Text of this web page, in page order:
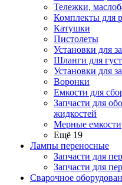
Тележки,
Комплекты для
Катушки
Пистолеты
Установки для
Шланги для
Установки для
Воронки
Емкости для
Запчасти для
жидкостей
Мерные емкости
Ещё 19
Лампы переносные
Запчасти для
Запчасти для
Сварочное